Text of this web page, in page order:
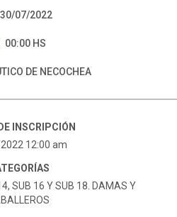
30/07/2022
00:00 HS
DE NECOCHEA
INSCRIPCIÓN
12:00 am
SUB 16 Y SUB 18. DAMAS Y